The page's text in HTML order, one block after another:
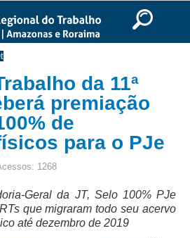
Ir para o rodapé
>> Notícias
da 11ª
premiação
de
para o PJe
1268
Geral da JT, Selo 100% PJe
que migraram todo seu acervo
até dezembro de 2019